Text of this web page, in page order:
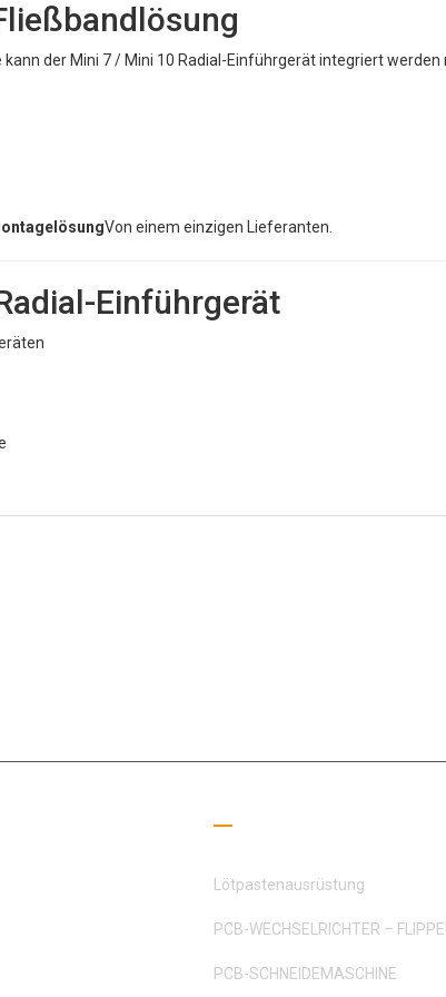
der Mini 7 / Mini 10 Radial-Einführgerät integriert werden
Von einem einzigen Lieferanten.
Einführgerät
Lötpastenausrüstung
PCB-WECHSELRICHTER –
PCB-SCHNEIDEMASCHINE